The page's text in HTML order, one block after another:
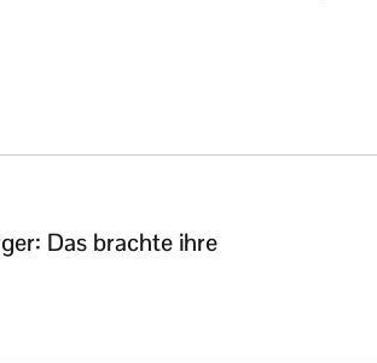
Das brachte ihre